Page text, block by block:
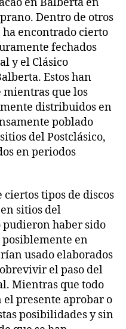
Dentro de otros
ha encontrado cierto
fechados
y el Clásico
Estos han
mientras que los
distribuidos en
poblado
del Postclásico,
en periodos
tipos de discos
sitios del
haber sido
posiblemente en
usado elaborados
el paso del
Mientras que todo
el presente aprobar o
posibilidades y sin